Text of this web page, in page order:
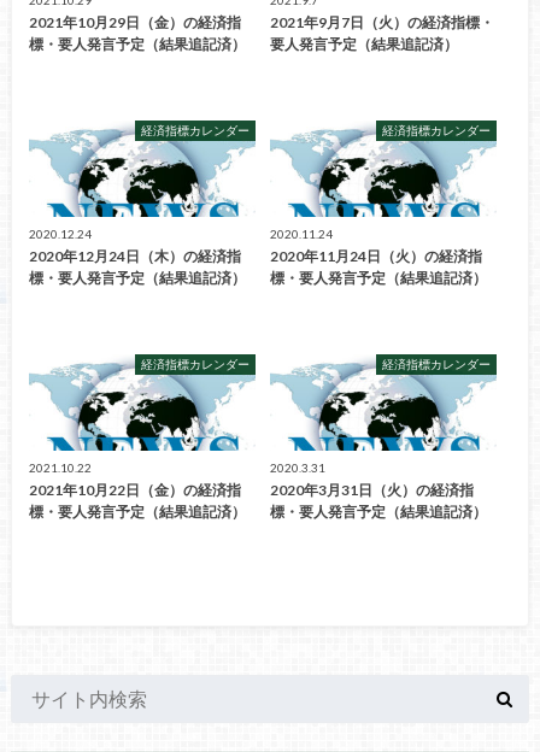
2021年10月29日（金）の経済指
標・要人発言予定（結果追記済）
2021年9月7日（火）の経済指標・
要人発言予定（結果追記済）
経済指標カレンダー
2020.12.24
2020年12月24日（木）の経済指
標・要人発言予定（結果追記済）
経済指標カレンダー
2020.11.24
2020年11月24日（火）の経済指
標・要人発言予定（結果追記済）
経済指標カレンダー
2021.10.22
2021年10月22日（金）の経済指
標・要人発言予定（結果追記済）
経済指標カレンダー
2020.3.31
2020年3月31日（火）の経済指
標・要人発言予定（結果追記済）